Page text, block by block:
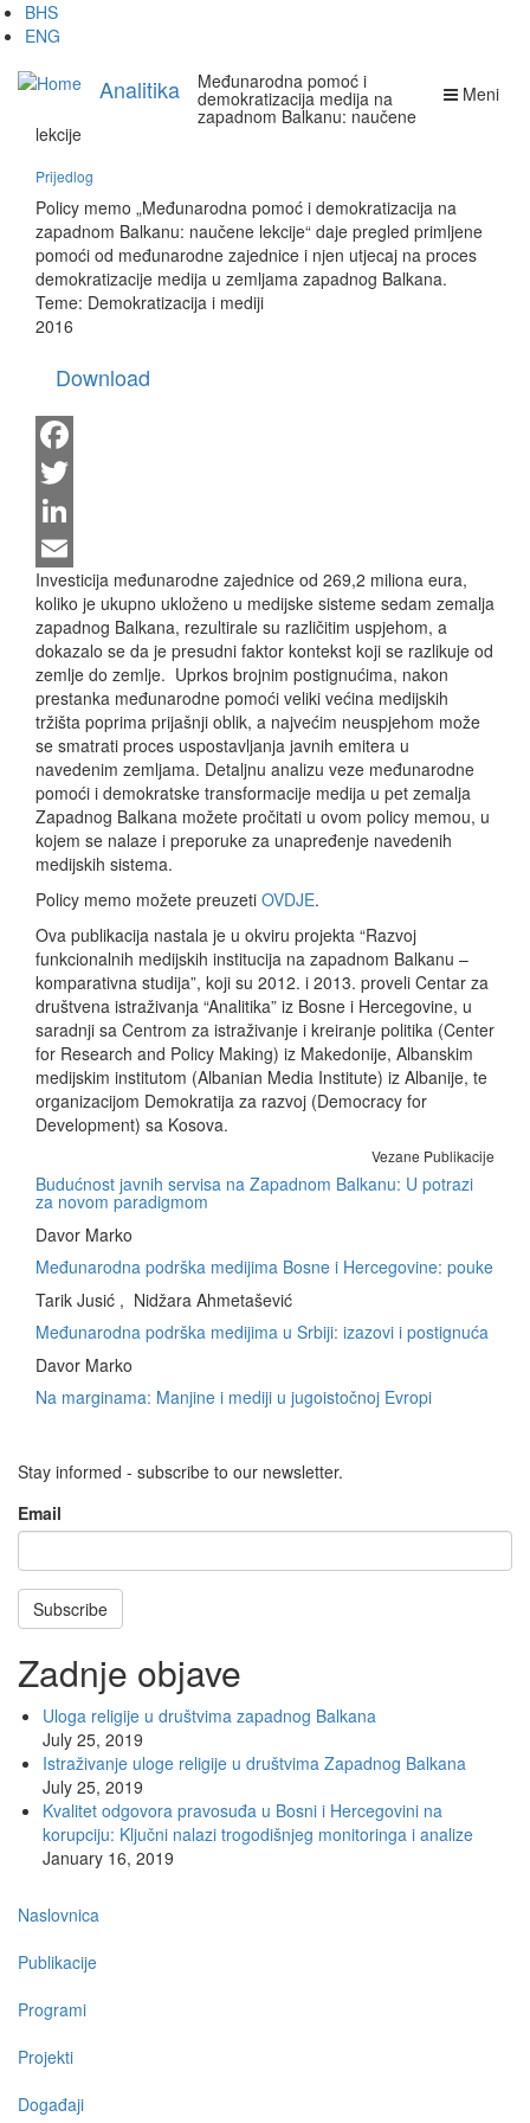
Skip
to
content
BHS
ENG
Analitika Meni
Međunarodna pomoć i
demokratizacija medija na
zapadnom Balkanu: naučene
lekcije
Prijedlog
Policy memo „Međunarodna pomoć i demokratizacija na
zapadnom Balkanu: naučene lekcije“ daje pregled primljene
pomoći od međunarodne zajednice i njen utjecaj na proces
demokratizacije medija u zemljama zapadnog Balkana.
Teme: Demokratizacija i mediji
2016
Download
Facebook
Twitter
LinkedIn
Email
Investicija međunarodne zajednice od 269,2 miliona eura,
koliko je ukupno ukloženo u medijske sisteme sedam zemalja
zapadnog Balkana, rezultirale su različitim uspjehom, a
dokazalo se da je presudni faktor kontekst koji se razlikuje od
zemlje do zemlje. Uprkos brojnim postignućima, nakon
prestanka međunarodne pomoći veliki većina medijskih
tržišta poprima prijašnji oblik, a najvećim neuspjehom može
se smatrati proces uspostavljanja javnih emitera u
navedenim zemljama. Detaljnu analizu veze međunarodne
pomoći i demokratske transformacije medija u pet zemalja
Zapadnog Balkana možete pročitati u ovom policy memou, u
kojem se nalaze i preporuke za unapređenje navedenih
medijskih sistema.
Policy memo možete preuzeti OVDJE.
Ova publikacija nastala je u okviru projekta “Razvoj
funkcionalnih medijskih institucija na zapadnom Balkanu –
komparativna studija”, koji su 2012. i 2013. proveli Centar za
društvena istraživanja “Analitika” iz Bosne i Hercegovine, u
saradnji sa Centrom za istraživanje i kreiranje politika (Center
for Research and Policy Making) iz Makedonije, Albanskim
medijskim institutom (Albanian Media Institute) iz Albanije, te
organizacijom Demokratija za razvoj (Democracy for
Development) sa Kosova.
Vezane Publikacije
Budućnost javnih servisa na Zapadnom Balkanu: U potrazi
za novom paradigmom
Davor Marko
Međunarodna podrška medijima Bosne i Hercegovine: pouke
Tarik Jusić , Nidžara Ahmetašević
Međunarodna podrška medijima u Srbiji: izazovi i postignuća
Davor Marko
Na marginama: Manjine i mediji u jugoistočnoj Evropi
Stay informed - subscribe to our newsletter.
Email
Subscribe
Zadnje objave
Uloga religije u društvima zapadnog Balkana
July 25, 2019
Istraživanje uloge religije u društvima Zapadnog Balkana
July 25, 2019
Kvalitet odgovora pravosuđa u Bosni i Hercegovini na
korupciju: Ključni nalazi trogodišnjeg monitoringa i analize
January 16, 2019
Main
navigation
Naslovnica
Publikacije
Programi
Projekti
Događaji